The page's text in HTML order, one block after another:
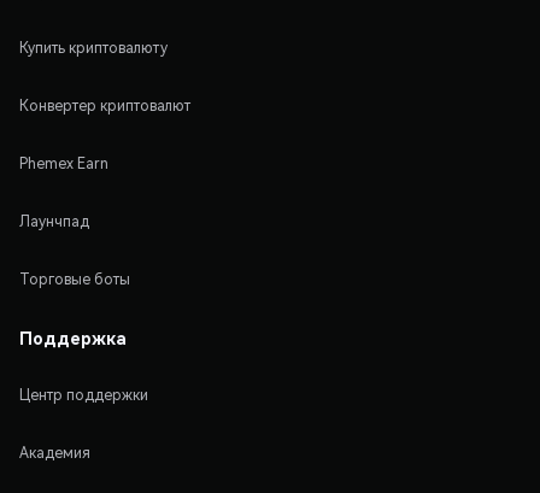
Купить криптовалюту
Конвертер криптовалют
Phemex Earn
Лаунчпад
Торговые боты
Поддержка
Центр поддержки
Академия